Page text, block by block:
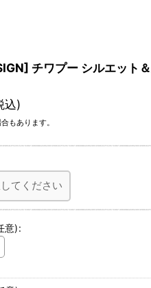
チワプー シルエット
込)
もあります。
てください
意):